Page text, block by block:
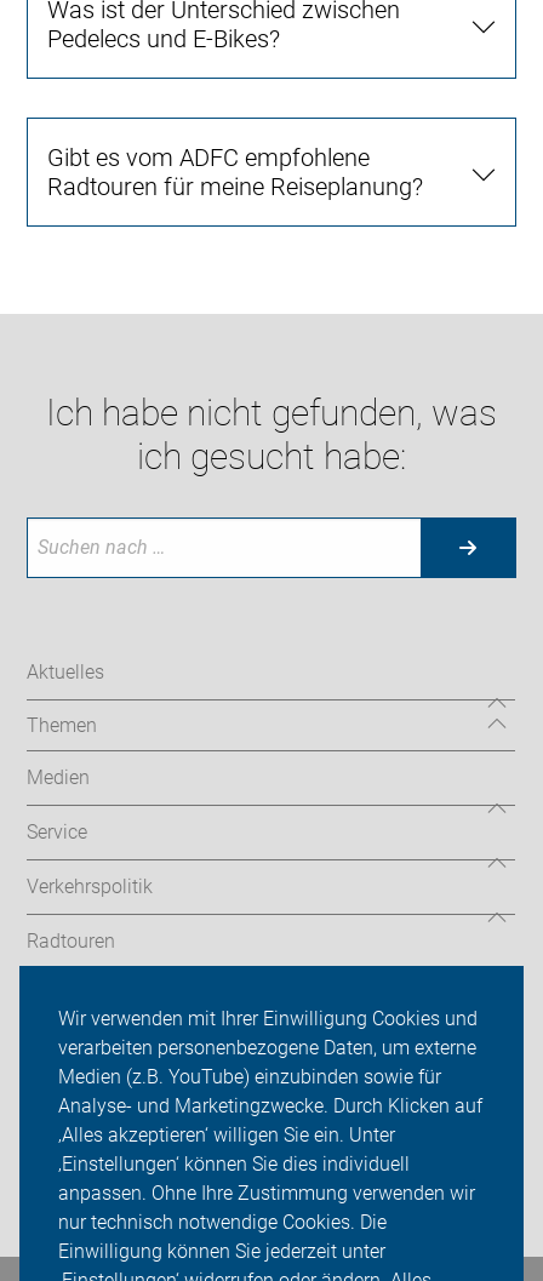
Wir verwenden mit Ihrer Einwilligung Cookies und
verarbeiten personenbezogene Daten, um externe
Medien (z.B. YouTube) einzubinden sowie für
Analyse- und Marketingzwecke. Durch Klicken auf
‚Alles akzeptieren‘ willigen Sie ein. Unter
‚Einstellungen‘ können Sie dies individuell
anpassen. Ohne Ihre Zustimmung verwenden wir
nur technisch notwendige Cookies. Die
Einwilligung können Sie jederzeit unter
Was ist der Unterschied zwischen
Pedelecs und E-Bikes?
Gibt es vom ADFC empfohlene
Radtouren für meine Reiseplanung?
Ich habe nicht gefunden, was
ich gesucht habe:
Aktuelles
Themen
Medien
Service
Verkehrspolitik
Radtouren
Mitmachen!
Sei dabei
Presse